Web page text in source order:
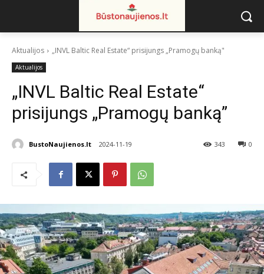
Aktualijos „INVL Baltic Real Estate“ prisijungs „Pramogų banką"
Aktualijos
„INVL Baltic Real Estate“
prisijungs „Pramogų banką”
BustoNaujienos.lt 2024-11-19 0
343